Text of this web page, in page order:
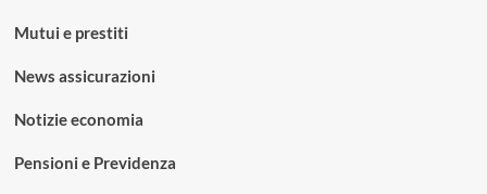
Mutui e prestiti
News assicurazioni
Notizie economia
Pensioni e Previdenza